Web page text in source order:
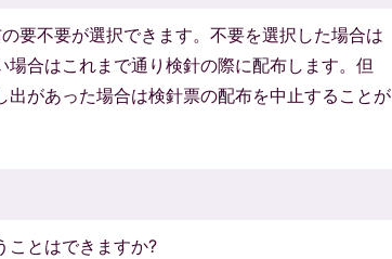
要不要が選択できます。不要を選択した場合は
合はこれまで通り検針の際に配布します。但
があった場合は検針票の配布を中止することが
ことはできますか?